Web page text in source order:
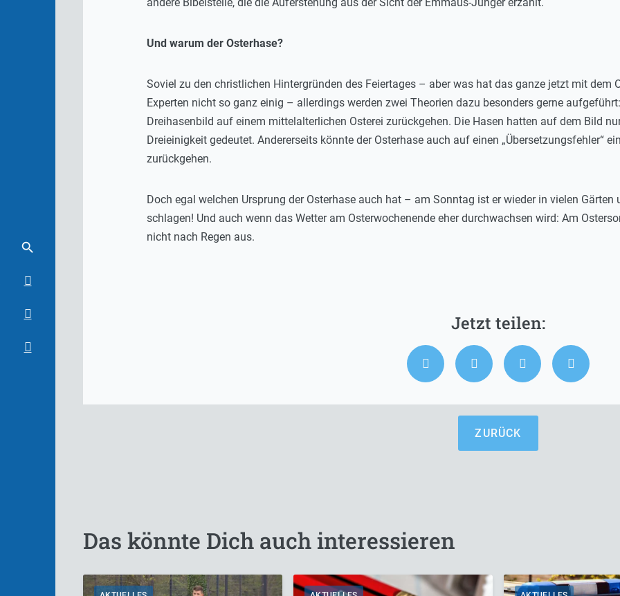
Und warum der Osterhase?
Soviel zu den christlichen Hintergründen des Feiertages – aber was hat das ganze jetzt mit dem
Experten nicht so ganz einig – allerdings werden zwei Theorien dazu besonders gerne
Dreihasenbild auf einem mittelalterlichen Osterei zurückgehen. Die Hasen hatten auf dem Bild
Dreieinigkeit gedeutet. Andererseits könnte der Osterhase auch auf einen „Übersetzungsfehler“
zurückgehen.
Doch egal welchen Ursprung der Osterhase auch hat – am Sonntag ist er wieder in vielen
schlagen! Und auch wenn das Wetter am Osterwochenende eher durchwachsen wird: Am
nicht nach Regen aus.
ZURÜCK
Das könnte Dich auch interessieren